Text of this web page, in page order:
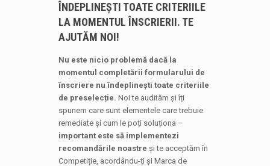
ÎNDEPLINEȘTI TOATE CRITERIILE
LA MOMENTUL ÎNSCRIERII. TE
AJUTĂM NOI!
Nu este nicio problemă dacă la
momentul completării formularului de
înscriere nu îndeplinești toate criteriile
de preselecție. Noi te audităm și îți
spunem care sunt elementele care trebuie
remediate și cum le poți soluționa –
important este să implementezi
recomandările noastre și te acceptăm în
Competiție, acordându-ți și Marca de